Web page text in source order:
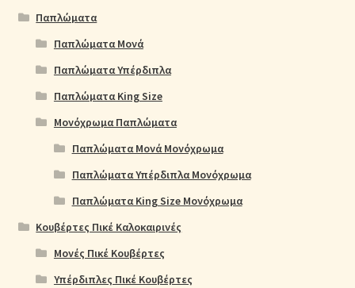
Παπλώματα
Παπλώματα Μονά
Παπλώματα Υπέρδιπλα
Παπλώματα King Size
Μονόχρωμα Παπλώματα
Παπλώματα Μονά Μονόχρωμα
Παπλώματα Υπέρδιπλα Μονόχρωμα
Παπλώματα King Size Μονόχρωμα
Κουβέρτες Πικέ Καλοκαιρινές
Μονές Πικέ Κουβέρτες
Υπέρδιπλες Πικέ Κουβέρτες